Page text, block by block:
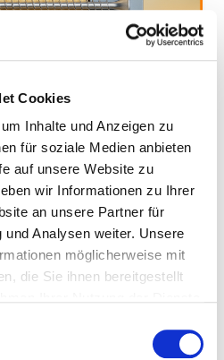
Cookies
Inhalte und Anzeigen zu
für soziale Medien anbieten
auf unsere Website zu
wir Informationen zu Ihrer
an unsere Partner für
Analysen weiter. Unsere
möglicherweise mit
die Sie ihnen bereitgestellt
Zugbeanspruchung